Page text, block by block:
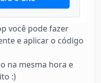
você pode fazer
e aplicar o código
na mesma hora e
:)